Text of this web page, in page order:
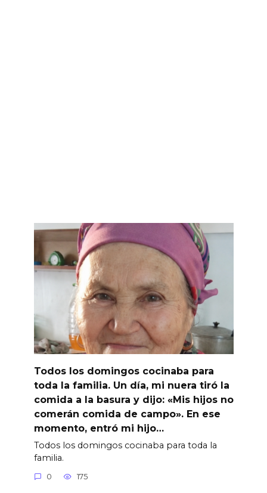
Todos los domingos cocinaba para
toda la familia. Un día, mi nuera tiró la
comida a la basura y dijo: «Mis hijos no
comerán comida de campo». En ese
momento, entró mi hijo…
Todos los domingos cocinaba para toda la
familia.
0 175